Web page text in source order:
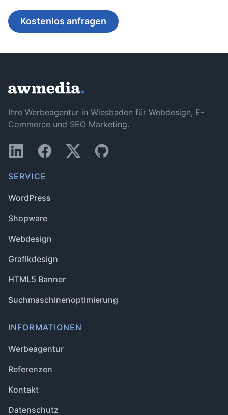
Kostenlos anfragen
Ihre Werbeagentur in Wiesbaden für Webdesign, E-
Commerce und SEO Marketing.
SERVICE
WordPress
Shopware
Webdesign
Grafikdesign
HTML5 Banner
Suchmaschinenoptimierung
INFORMATIONEN
Werbeagentur
Referenzen
Kontakt
Datenschutz